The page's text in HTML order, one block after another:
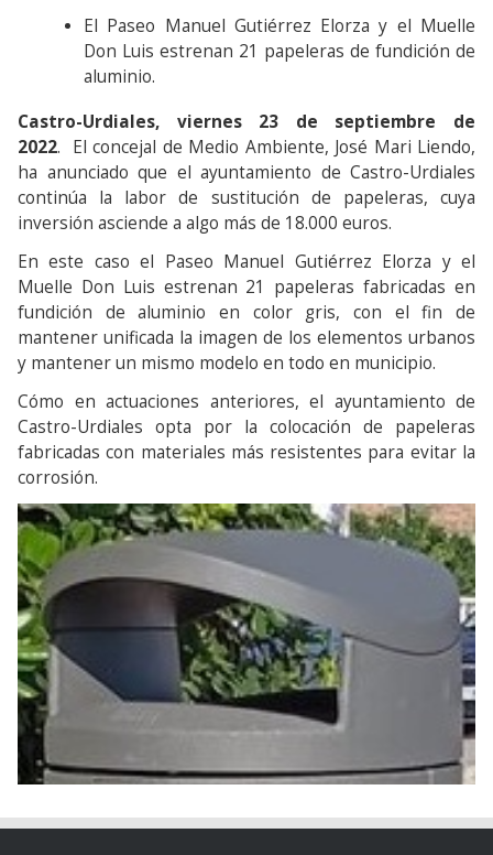
El Paseo Manuel Gutiérrez Elorza y el Muelle
Don Luis estrenan 21 papeleras de fundición de
aluminio.
Castro-Urdiales, viernes 23 de septiembre de
2022. El concejal de Medio Ambiente, José Mari Liendo,
ha anunciado que el ayuntamiento de Castro-Urdiales
continúa la labor de sustitución de papeleras, cuya
inversión asciende a algo más de 18.000 euros.
En este caso el Paseo Manuel Gutiérrez Elorza y el
Muelle Don Luis estrenan 21 papeleras fabricadas en
fundición de aluminio en color gris, con el fin de
mantener unificada la imagen de los elementos urbanos
y mantener un mismo modelo en todo en municipio.
Cómo en actuaciones anteriores, el ayuntamiento de
Castro-Urdiales opta por la colocación de papeleras
fabricadas con materiales más resistentes para evitar la
corrosión.